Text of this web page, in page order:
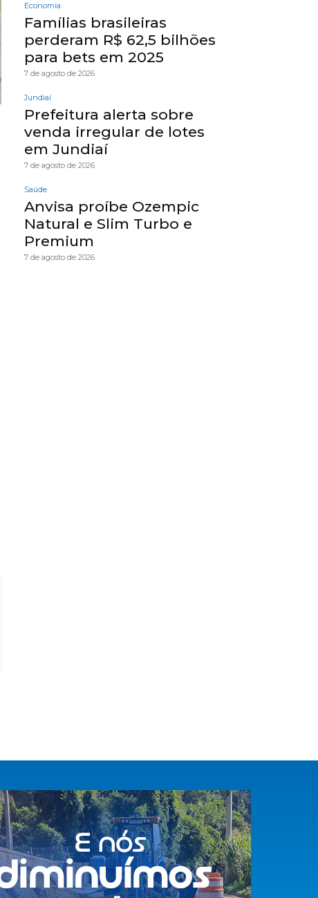
Economia
Famílias brasileiras
perderam R$ 62,5 bilhões
para bets em 2025
7 de agosto de 2026
Jundiaí
Prefeitura alerta sobre
venda irregular de lotes
em Jundiaí
7 de agosto de 2026
Saúde
Anvisa proíbe Ozempic
Natural e Slim Turbo e
Premium
7 de agosto de 2026